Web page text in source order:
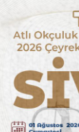
02
Ağustos
2026
|
KÜTAHYA
|
İSİM